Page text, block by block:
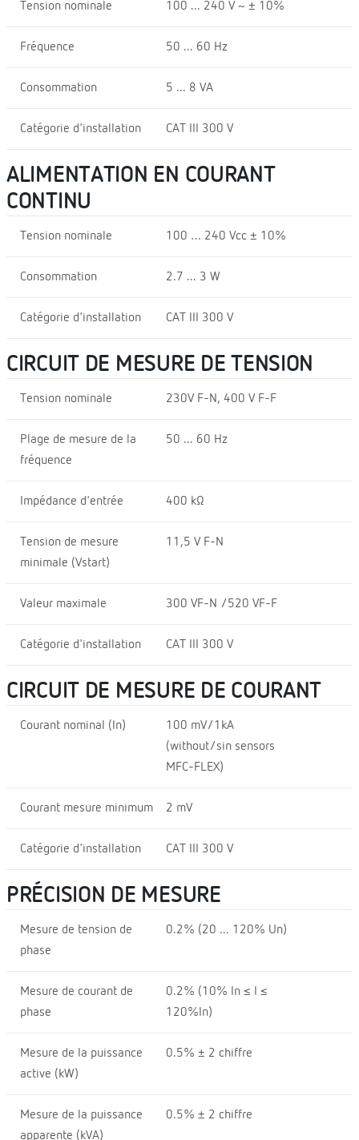
Tension nominale 100 ... 240 V ~ ± 10%
Fréquence 50 ... 60 Hz
Consommation 5 ... 8 VA
Catégorie d'installation CAT III 300 V
ALIMENTATION EN COURANT
CONTINU
Tension nominale 100 … 240 Vcc ± 10%
Consommation 2.7 ... 3 W
Catégorie d'installation CAT III 300 V
CIRCUIT DE MESURE DE TENSION
Tension nominale 230V F-N, 400 V F-F
Plage de mesure de la
fréquence
50 ... 60 Hz
Impédance d'entrée 400 kΩ
Tension de mesure
minimale (Vstart)
11,5 V F-N
Valeur maximale 300 VF-N /520 VF-F
Catégorie d'installation CAT III 300 V
CIRCUIT DE MESURE DE COURANT
Courant nominal (In)
100 mV/1kA
(without/sin sensors
MFC-FLEX)
Courant mesure minimum 2 mV
Catégorie d'installation CAT III 300 V
PRÉCISION DE MESURE
Mesure de tension de
phase
0.2% (20 ... 120% Un)
Mesure de courant de
phase
0.2% (10% In ≤ I ≤
120%In)
Mesure de la puissance
active (kW)
0.5% ± 2 chiffre
Mesure de la puissance
apparente (kVA)
0.5% ± 2 chiffre